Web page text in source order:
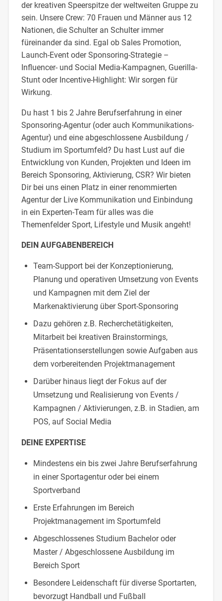
der kreativen Speerspitze der weltweiten Gruppe zu
sein. Unsere Crew: 70 Frauen und Männer aus 12
Nationen, die Schulter an Schulter immer
füreinander da sind. Egal ob Sales Promotion,
Launch-Event oder Sponsoring-Strategie –
Influencer- und Social Media-Kampagnen, Guerilla-
Stunt oder Incentive-Highlight: Wir sorgen für
Wirkung.
Du hast 1 bis 2 Jahre Berufserfahrung in einer
Sponsoring-Agentur (oder auch Kommunikations-
Agentur) und eine abgeschlossene Ausbildung /
Studium im Sportumfeld? Du hast Lust auf die
Entwicklung von Kunden, Projekten und Ideen im
Bereich Sponsoring, Aktivierung, CSR? Wir bieten
Dir bei uns einen Platz in einer renommierten
Agentur der Live Kommunikation und Einbindung
in ein Experten-Team für alles was die
Themenfelder Sport, Lifestyle und Musik angeht!
DEIN AUFGABENBEREICH
Team-Support bei der Konzeptionierung,
Planung und operativen Umsetzung von Events
und Kampagnen mit dem Ziel der
Markenaktivierung über Sport-Sponsoring
Dazu gehören z.B. Recherchetätigkeiten,
Mitarbeit bei kreativen Brainstormings,
Präsentationserstellungen sowie Aufgaben aus
dem vorbereitenden Projektmanagement
Darüber hinaus liegt der Fokus auf der
Umsetzung und Realisierung von Events /
Kampagnen / Aktivierungen, z.B. in Stadien, am
POS, auf Social Media
DEINE EXPERTISE
Mindestens ein bis zwei Jahre Berufserfahrung
in einer Sportagentur oder bei einem
Sportverband
Erste Erfahrungen im Bereich
Projektmanagement im Sportumfeld
Abgeschlossenes Studium Bachelor oder
Master / Abgeschlossene Ausbildung im
Bereich Sport
Besondere Leidenschaft für diverse Sportarten,
bevorzugt Handball und Fußball